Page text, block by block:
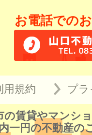
お電話での
用規約 プ
の賃貸やマンシ
一円の不動産の